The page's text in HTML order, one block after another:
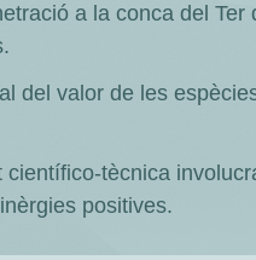
a la conca del
del valor de les
tècnica
positives.